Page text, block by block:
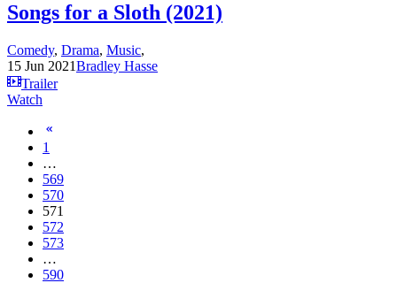
Songs for a Sloth (2021)
Comedy, Drama, Music,
15 Jun 2021Bradley Hasse
Trailer
Watch
1
…
569
570
571
572
573
…
590